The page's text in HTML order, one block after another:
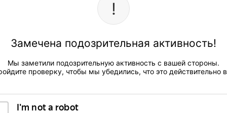
Замечена подозрительная активность!
Мы заметили подозрительную активность с вашей стороны.
проверку, чтобы мы убедились, что это действительно